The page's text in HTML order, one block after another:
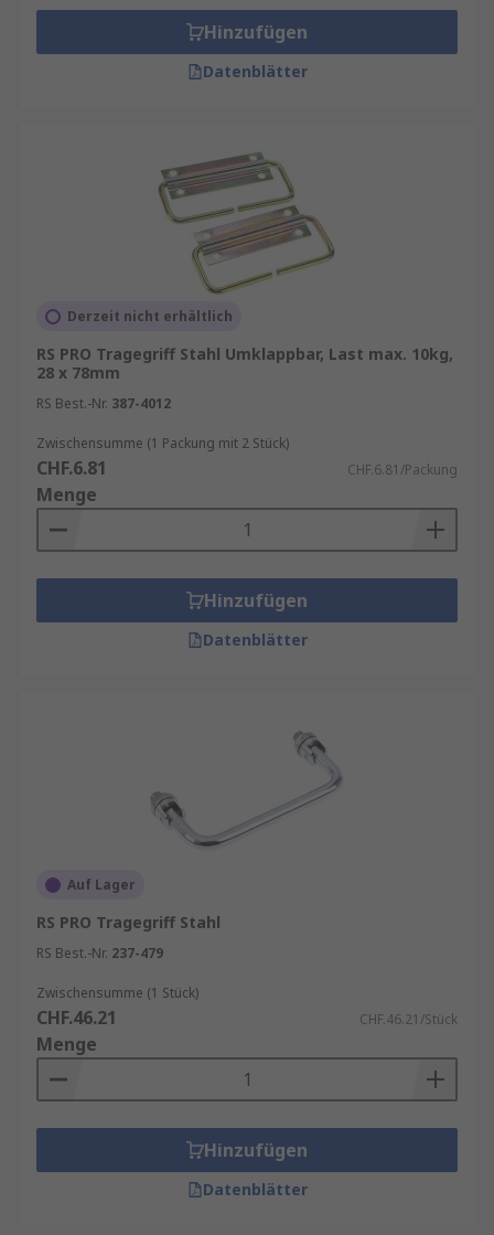
Maschinen- und Gerätebau: Für mobile
Geräte, Werkzeugkoffer oder technische
Auf- und Abbau von Systemelementen.
Materialien Tragegriffe
Tragegriffe sind in einer Vielzahl von Materialien
langlebig und können mit einer Chrom-
oder matten Oberfläche geliefert werden.
Kunststoff sorgt für zusätzliche
Zuverlässigkeit.
Aluminium- Dank der natürlichen
Oxidschicht ist Aluminium resistent gegen
Rost und eignet sich hervorragend für den
Einsatz in feuchten oder anspruchsvollen
Maßanforderungen zu erfüllen
Auswahl von verschiedenen Ausführungen
Verbesserte Form und Funktion des
Hinzufügen
Datenblätter
Derzeit nicht erhältlich
RS PRO Tragegriff Stahl Umklappbar, Last max. 10kg,
28 x 78mm
RS Best.-Nr. 387-4012
Zwischensumme (1 Packung mit 2 Stück)
CHF.6.81 CHF.6.81/Packung
Menge
Hinzufügen
Datenblätter
Auf Lager
RS PRO Tragegriff Stahl
RS Best.-Nr. 237-479
Zwischensumme (1 Stück)
CHF.46.21 CHF.46.21/Stück
Menge
Hinzufügen
Datenblätter